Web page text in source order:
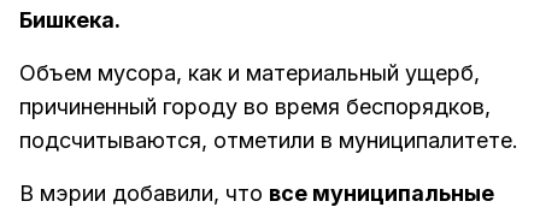
Бишкека.
Объем мусора, как и материальный ущерб,
причиненный городу во время беспорядков,
подсчитываются, отметили в муниципалитете.
В мэрии добавили, что все муниципальные